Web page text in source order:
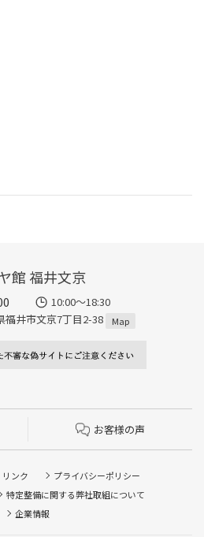
館 福井文京
10:00～18:30
井市文京7丁目2-38
Map
お客様の声
リンク
プライバシーポリシー
特定整備に関する弊社取組について
企業情報